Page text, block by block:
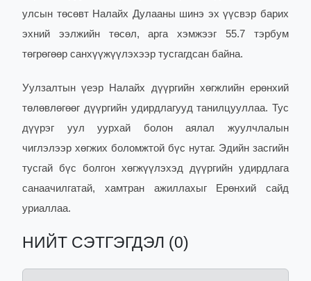
улсын төсөвт Налайх Дулааны шинэ эх үүсвэр барих
эхний ээлжийн төсөл, арга хэмжээг 55.7 тэрбум
төгрөгөөр санхүүжүүлэхээр тусгагдсан байна.
Уулзалтын үеэр Налайх дүүргийн хөгжлийн ерөнхий
төлөвлөгөөг дүүргийн удирдлагууд танилцууллаа. Тус
дүүрэг уул уурхай болон аялал жуулчлалын
чиглэлээр хөгжих боломжтой бүс нутаг. Эдийн засгийн
тусгай бүс болгон хөгжүүлэхэд дүүргийн удирдлага
санаачилгатай, хамтран ажиллахыг Ерөнхий сайд
уриаллаа.
НИЙТ СЭТГЭГДЭЛ (0)